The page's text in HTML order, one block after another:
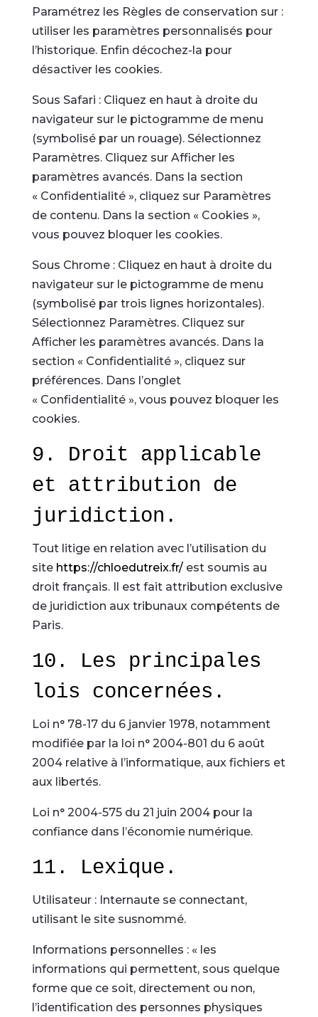
Paramétrez les Règles de conservation sur :
utiliser les paramètres personnalisés pour
l’historique. Enfin décochez-la pour
désactiver les cookies.
Sous Safari : Cliquez en haut à droite du
navigateur sur le pictogramme de menu
(symbolisé par un rouage). Sélectionnez
Paramètres. Cliquez sur Afficher les
paramètres avancés. Dans la section
« Confidentialité », cliquez sur Paramètres
de contenu. Dans la section « Cookies »,
vous pouvez bloquer les cookies.
Sous Chrome : Cliquez en haut à droite du
navigateur sur le pictogramme de menu
(symbolisé par trois lignes horizontales).
Sélectionnez Paramètres. Cliquez sur
Afficher les paramètres avancés. Dans la
section « Confidentialité », cliquez sur
préférences. Dans l’onglet
« Confidentialité », vous pouvez bloquer les
cookies.
9. Droit applicable
et attribution de
juridiction.
Tout litige en relation avec l’utilisation du
site https://chloedutreix.fr/est soumis au
droit français. Il est fait attribution exclusive
de juridiction aux tribunaux compétents de
Paris.
10. Les principales
lois concernées.
Loi n° 78-17 du 6 janvier 1978, notamment
modifiée par la loi n° 2004-801 du 6 août
2004 relative à l’informatique, aux fichiers et
aux libertés.
Loi n° 2004-575 du 21 juin 2004 pour la
confiance dans l’économie numérique.
11. Lexique.
Utilisateur : Internaute se connectant,
utilisant le site susnommé.
Informations personnelles : « les
informations qui permettent, sous quelque
forme que ce soit, directement ou non,
l’identification des personnes physiques